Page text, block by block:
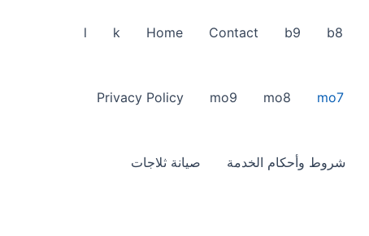
b8
b9
Contact
Home
k
l
mo7
mo8
mo9
Privacy Policy
شروط وأحكام الخدمة صيانة ثلاجات